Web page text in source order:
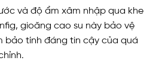
và độ ẩm xâm nhập qua khe
gioăng cao su này bảo vệ
bảo tính đáng tin cậy của quá